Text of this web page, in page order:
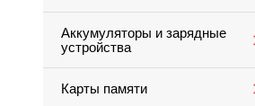
Аккумуляторы и зарядные
устройства
Карты памяти